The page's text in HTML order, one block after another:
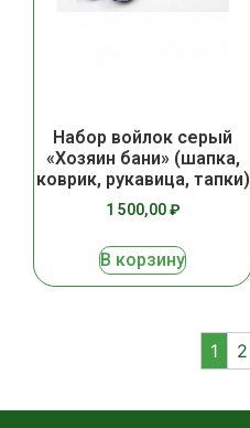
Набор войлок серый
«Хозяин бани» (шапка,
коврик, рукавица, тапки)
1 500,00₽
В корзину
1 2